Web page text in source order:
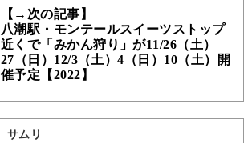
【→次の記事】
八潮駅・モンテールスイーツストップ
近くで「みかん狩り」が11/26（土）
27（日）12/3（土）4（日）10（土）開
催予定【2022】
サムリ